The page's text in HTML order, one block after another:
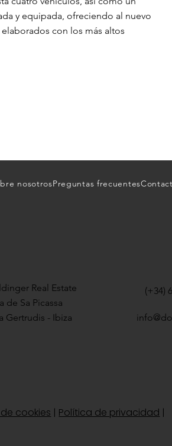
y equipada, ofreciendo al nuevo
con los más altos
nosotrosPreguntas frecuentes
Real Estate
de Sa Picassa
Gertrudis - Ibiza
(+34)
cookies | Política de privacidad |